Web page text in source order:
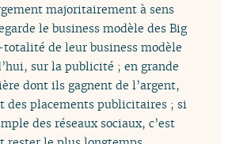
majoritairement à sens
le business modèle des Big
de leur business modèle
sur la publicité ; en grande
dont ils gagnent de l’argent,
des placements publicitaires ; si
des réseaux sociaux, c’est